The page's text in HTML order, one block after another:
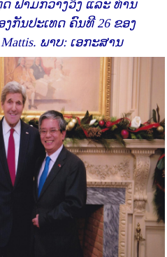
ຟ້າມກວາງວິງ ແລະ ທ່ານ
ກັນປະເທດ ຄົນທີ 26 ຂອງ
ພາບ: ເອກະສານ